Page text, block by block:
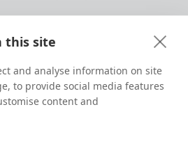
this site
and analyse information on site
to provide social media features
content and